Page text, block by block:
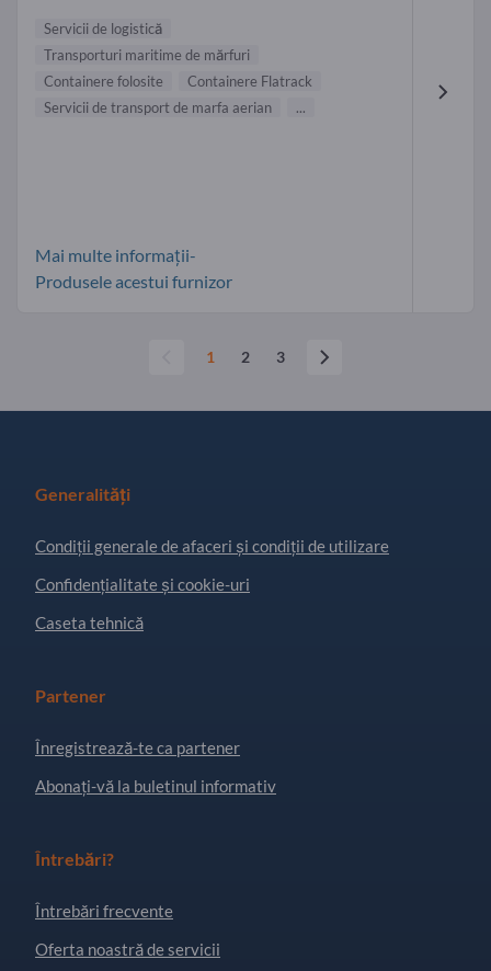
Servicii de logistică
Transporturi maritime de mărfuri
Containere folosite
Containere Flatrack
Servicii de transport de marfa aerian
...
Mai multe informații-
Produsele acestui furnizor
1 2 3
Generalități
Condiţii generale de afaceri și condiții de utilizare
Confidențialitate și cookie-uri
Caseta tehnică
Partener
Înregistrează-te ca partener
Abonați-vă la buletinul informativ
Întrebări?
Întrebări frecvente
Oferta noastră de servicii